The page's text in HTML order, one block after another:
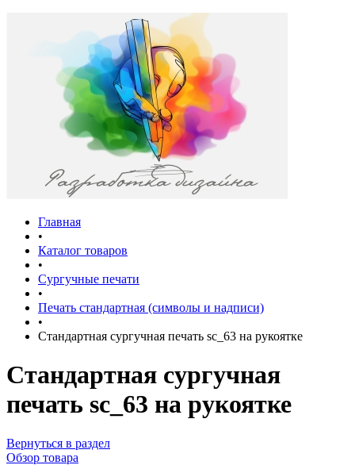
Главная
•
Каталог товаров
•
Сургучные печати
•
Печать стандартная (символы и надписи)
•
Стандартная сургучная печать sc_63 на рукоятке
Стандартная сургучная
печать sc_63 на рукоятке
Вернуться в раздел
Обзор товара